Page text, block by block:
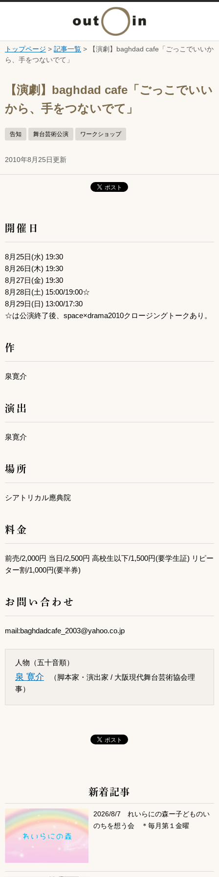
本文へ
ニ
ュ
ー
を
開
く
トップページ > 記事一覧 > 【演劇】baghdad cafe「ごっこでいいか
ら、手をつないでて」
【演劇】baghdad cafe「ごっこでいい
から、手をつないでて」
告知 舞台芸術公演 ワークショップ
2010年8月25日更新
開催日
8月25日(水) 19:30
8月26日(木) 19:30
8月27日(金) 19:30
8月28日(土) 15:00/19:00☆
8月29日(日) 13:00/17:30
☆は公演終了後、space×drama2010クロージングトークあり。
作
泉寛介
演出
泉寛介
場所
シアトリカル應典院
料金
前売/2,000円 当日/2,500円 高校生以下/1,500円(要学生証) リピー
ター割/1,000円(要半券)
お問い合わせ
mail:baghdadcafe_2003@yahoo.co.jp
人物（五十音順）
泉 寛介
（脚本家・演出家 / 大阪現代舞台芸術協会理
事）
サブコンテンツ
新着記事
2026/8/7 れいらにの森ー子どものい
のちを想う会 ＊毎月第１金曜